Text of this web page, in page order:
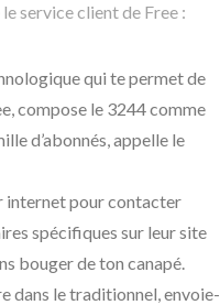
service client de Free :
qui te permet de
compose le 3244 comme
d’abonnés, appelle le
internet pour contacter
spécifiques sur leur site
bouger de ton canapé.
dans le traditionnel, envoie-